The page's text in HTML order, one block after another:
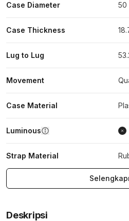
Case Diameter 50
Case Thickness
Lug to Lug
Movement
Case Material
Luminous
Strap Material
Deskripsi